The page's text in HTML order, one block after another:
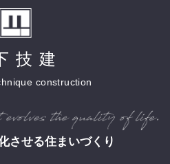
技建
construction
させる住まいづくり